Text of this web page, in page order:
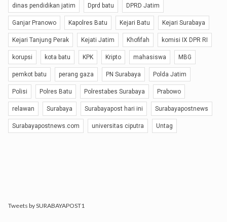
dinas pendidikan jatim Dprd batu DPRD Jatim
Ganjar Pranowo Kapolres Batu Kejari Batu Kejari Surabaya
Kejari Tanjung Perak Kejati Jatim Khofifah komisi IX DPR RI
korupsi kota batu KPK Kripto mahasiswa MBG
pemkot batu perang gaza PN Surabaya Polda Jatim
Polisi Polres Batu Polrestabes Surabaya Prabowo
relawan Surabaya Surabayapost hari ini Surabayapostnews
Surabayapostnews.com universitas ciputra Untag
Tweets by SURABAYAPOST1